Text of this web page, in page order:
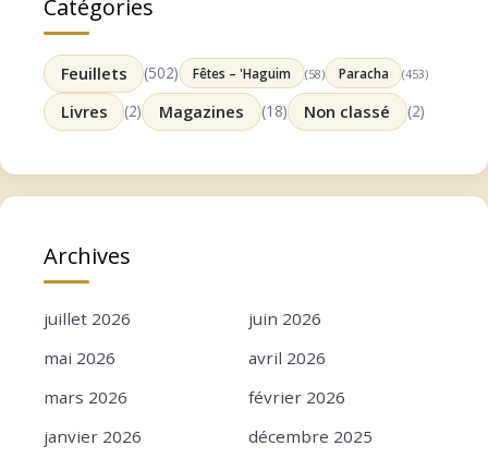
Catégories
Feuillets (502) Fêtes – 'Haguim (58) Paracha (453)
Livres (2) Magazines (18) Non classé (2)
Archives
juillet 2026
juin 2026
mai 2026
avril 2026
mars 2026
février 2026
janvier 2026
décembre 2025